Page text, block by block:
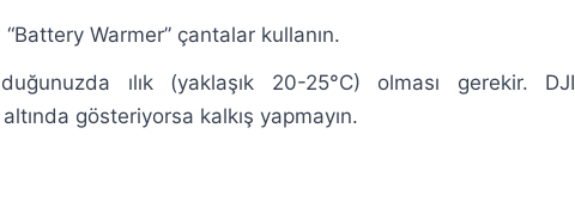
Warmer” çantalar kullanın.
ılık (yaklaşık 20-25°C) olması gerekir. DJI
altında gösteriyorsa kalkış yapmayın.